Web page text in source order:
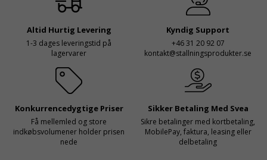
pålidelig og godkendt faldsikring til både vertikalt
og horisontalt arbejde.
både har rätt produkter
och eAltid Hurtig Levering
1-3 dages leveringstid på
lagervarer
Kyndig Support
+46 31 20 92 07
kontakt@stallningsprodukter.se
Konkurrencedygtige Priser
Få mellemled og store
indkøbsvolumener holder prisen
nede
Sikker Betaling Med Svea
Sikre betalinger med kortbetaling,
MobilePay, faktura, leasing eller
delbetaling